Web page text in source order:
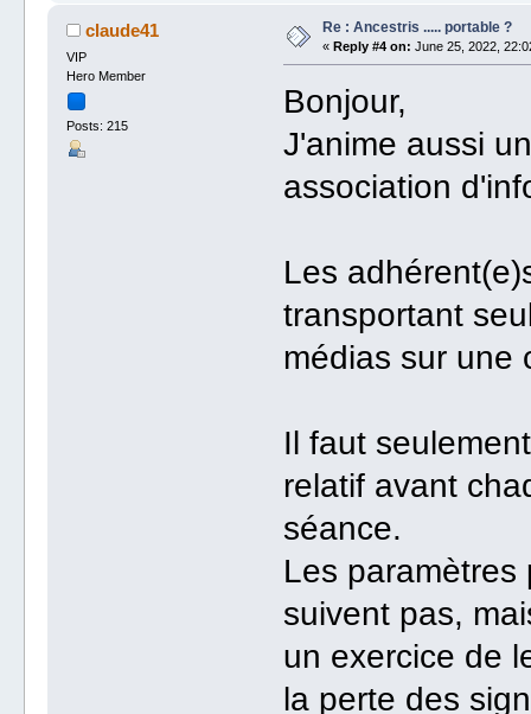
claude41
VIP
Hero Member
Posts: 215
Re : Ancestris ..... portable ?
« Reply #4 on: June 25, 2022,
Bonjour,
J'anime aussi
association
Les
transportant
médias sur une
Il faut
relatif avant
séance.
Les paramètres
suivent pas,
un exercice de
la perte des